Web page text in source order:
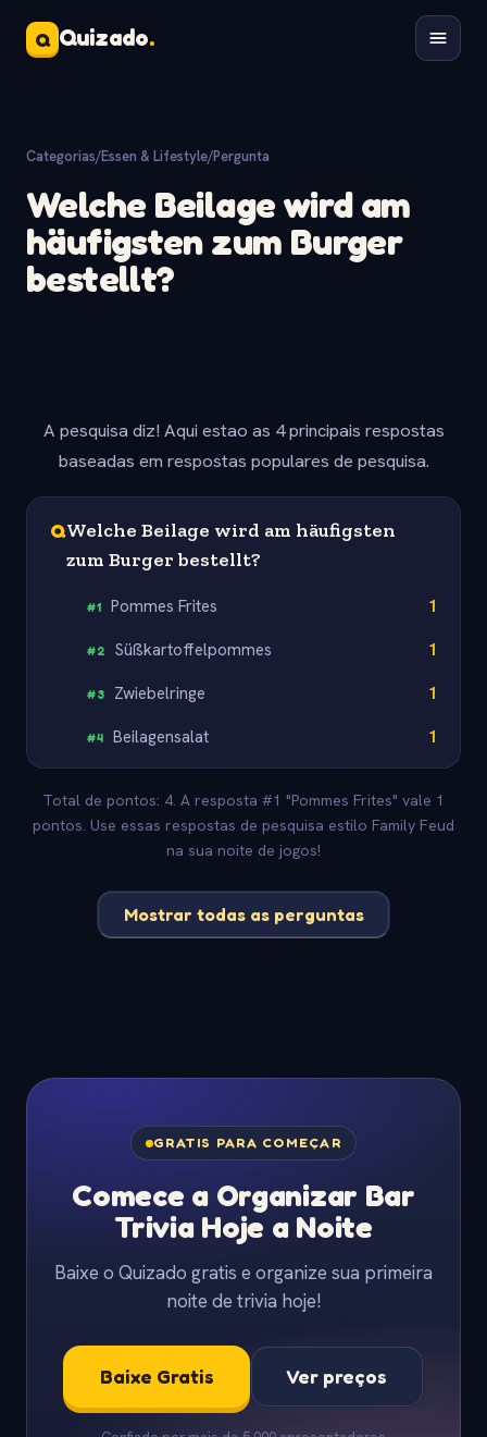
Q Quizado.
Categorias/Essen & Lifestyle/Pergunta
Welche Beilage wird am
häufigsten zum Burger
bestellt?
A pesquisa diz! Aqui estao as 4 principais respostas
baseadas em respostas populares de pesquisa.
QWelche Beilage wird am häufigsten
zum Burger bestellt?
#1 Pommes Frites 1
#2 Süßkartoffelpommes 1
#3 Zwiebelringe 1
#4 Beilagensalat 1
Total de pontos: 4. A resposta #1 "Pommes Frites" vale 1
pontos. Use essas respostas de pesquisa estilo Family Feud
na sua noite de jogos!
Mostrar todas as perguntas
GRATIS PARA COMEÇAR
Comece a Organizar Bar
Trivia Hoje a Noite
Baixe o Quizado gratis e organize sua primeira
noite de trivia hoje!
Baixe Gratis Ver preços